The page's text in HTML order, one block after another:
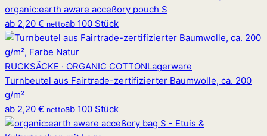
organic:earth aware acceßory pouch S
ab 2,20 € nettoab 100 Stück
RUCKSÄCKE · ORGANIC COTTONLagerware
Turnbeutel aus Fairtrade-zertifizierter Baumwolle, ca. 200
g/m²
ab 2,20 € nettoab 100 Stück